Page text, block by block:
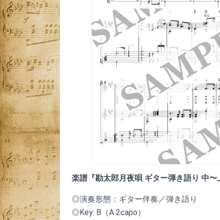
楽譜『勘太郎月夜唄 ギター弾き語り 中〜
◎演奏形態：ギター伴奏／弾き語り
◎Key: B（A 2capo）